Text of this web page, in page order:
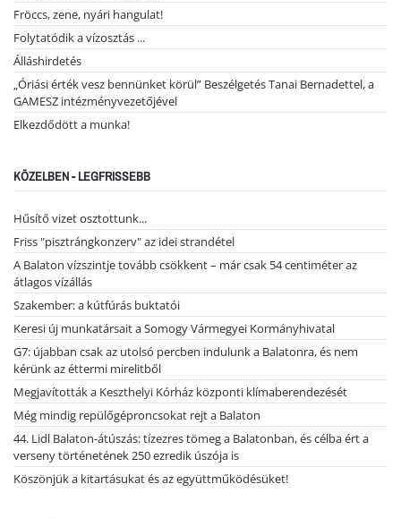
Fröccs, zene, nyári hangulat!
Folytatódik a vízosztás ...
Álláshirdetés
„Óriási érték vesz bennünket körül” Beszélgetés Tanai Bernadettel, a
GAMESZ intézményvezetőjével
Elkezdődött a munka!
KÖZELBEN - LEGFRISSEBB
Hűsítő vizet osztottunk...
Friss "pisztrángkonzerv" az idei strandétel
A Balaton vízszintje tovább csökkent – már csak 54 centiméter az
átlagos vízállás
Szakember: a kútfúrás buktatói
Keresi új munkatársait a Somogy Vármegyei Kormányhivatal
G7: újabban csak az utolsó percben indulunk a Balatonra, és nem
kérünk az éttermi mirelitből
Megjavították a Keszthelyi Kórház központi klímaberendezését
Még mindig repülőgéproncsokat rejt a Balaton
44. Lidl Balaton-átúszás: tízezres tömeg a Balatonban, és célba ért a
verseny történetének 250 ezredik úszója is
Köszönjük a kitartásukat és az együttműködésüket!